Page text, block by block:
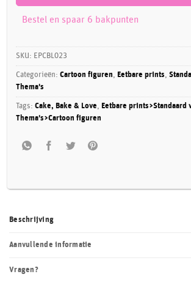
Bestel en spaar 6 bakpunten
SKU: EPCBL023
Categorieën:Cartoon figuren, Eetbare prints,
Thema's
Tags:Cake, Bake & Love, Eetbare prints>Standaard
Thema's>Cartoon figuren
Beschrijving
Aanvullende informatie
Vragen?